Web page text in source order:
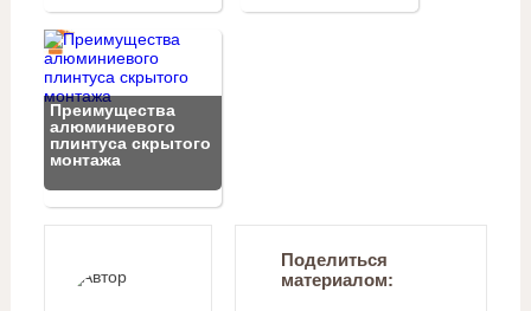
Преимущества
алюминиевого
плинтуса скрытого
монтажа
Поделиться
материалом: